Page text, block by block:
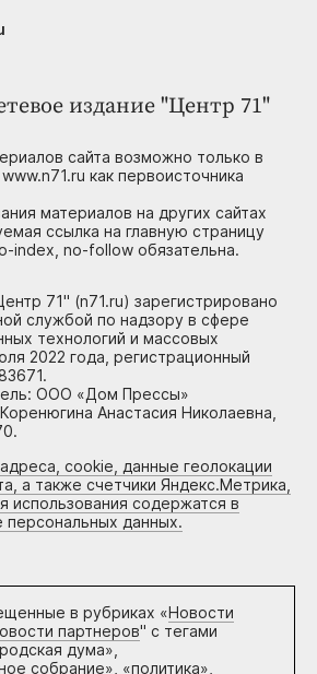
издание "Центр 71"
сайта возможно только в
как первоисточника
материалов на других сайтах
ссылка на главную страницу
index, no-follow обязательна.
71" (n71.ru) зарегистрировано
службой по надзору в сфере
технологий и массовых
2022 года, регистрационный
ООО «Дом Прессы»
Анастасия Николаевна,
cookie, данные геолокации
а также счетчики Яндекс.Метрика,
использования содержатся в
персональных данных.
в рубриках «Новости
партнеров" с тегами
дума»,
собрание», «политика»,